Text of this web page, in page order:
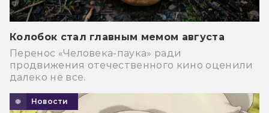
Колобок стал главным мемом августа
Перенос «Человека-паука» ради
продвижения отечественного кино оценили
далеко не все.
Новости